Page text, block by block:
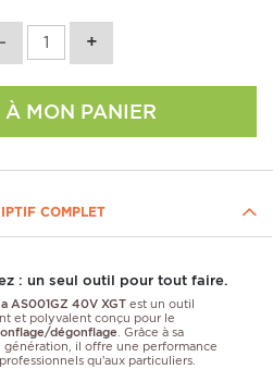
MON PANIER
COMPLET
: un seul outil pour tout faire.
AS001GZ 40V XGT est un outil
et polyvalent conçu pour le
dégonflage . Grâce à sa
génération, il offre une performance
qu’aux particuliers.